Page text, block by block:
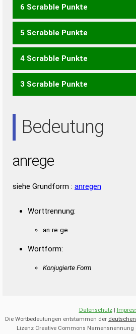
GENERA
6 Scrabble Punkte
ANGER ARGEN ENGER
GERNE GRANE GREEN NAGER
REGEN REGNE
5 Scrabble Punkte
ARGE ENGE GARE GARN
RAGE RANG
4 Scrabble Punkte
ARG ENG ERG GAR GEN
NEER RENE
3 Scrabble Punkte
Bedeutung
anrege
siehe Grundform : anregen
Worttrennung:
an·re·ge
Wortform:
Konjugierte Form
Datenschutz|
Die Wortbedeutungen entstammen der
Lizenz Creative Commons Namensnennung